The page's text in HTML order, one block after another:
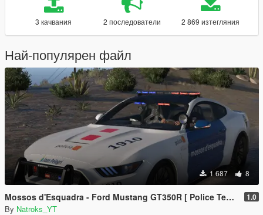
3 качвания 2 последователи 2 869 изтегляния
Най-популярен файл
1 687 8
Mossos d'Esquadra - Ford Mustang GT350R [ Police Template ] 1.0
By Natroks_YT